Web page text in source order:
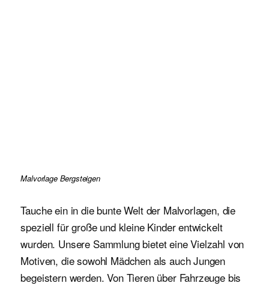
Malvorlage Bergsteigen
Tauche ein in die bunte Welt der Malvorlagen, die
speziell für große und kleine Kinder entwickelt
wurden. Unsere Sammlung bietet eine Vielzahl von
Motiven, die sowohl Mädchen als auch Jungen
begeistern werden. Von Tieren über Fahrzeuge bis